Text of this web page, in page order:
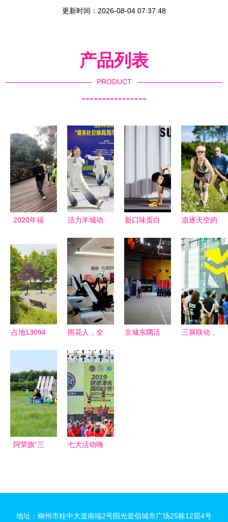
更新时间：2026-08-04 07:37:48
产品列表
PRODUCT
----------------
2020年福
身运动会新
罗赛区安利
栈道健步走
活动圆满举
行
活力羊城动
全民健身日
活动启动，
50余项活动
贯穿八月
新口味蛋白
饿又好吃，
健身休闲的
理想伴侣
追逐天空的
对爷孙的快
乐，拉伸在
健康的对话
里
占地13094
有花、四季
有景的新公
园
雨花人，全
一起动起来
——健身休
闲正当时
京城东隅活
三展联动，
阿荣旗“三
七大活动嗨
地址：柳州市桂中大道南端2号阳光壹佰城市广场25栋12层4号